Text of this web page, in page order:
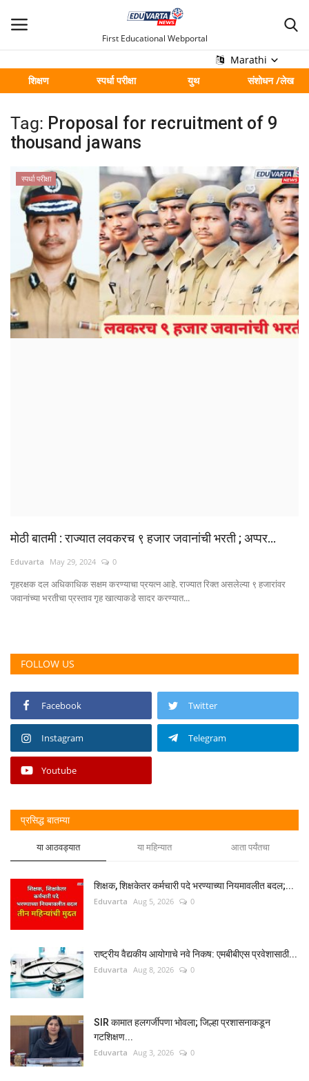
First Educational Webportal
Marathi
शिक्षण
स्पर्धा परीक्षा युथ संशोधन /लेख
मुख्य
Contact
स्पर्धा परीक्षा
युथ
संशोधन /लेख
शहर
क्रीडा
English Marathi
Tag: Proposal for recruitment of 9
thousand jawans
स्पर्धा परीक्षा
मोठी बातमी : राज्यात लवकरच ९ हजार जवानांची भरती ; अप्पर...
Eduvarta May 29, 2024 0
गृहरक्षक दल अधिकाधिक सक्षम करण्याचा प्रयत्न आहे. राज्यात रिक्त असलेल्या ९ हजारांवर
जवानांच्या भरतीचा प्रस्ताव गृह खात्याकडे सादर करण्यात...
FOLLOW US
Facebook Twitter
Instagram Telegram
Youtube
प्रसिद्ध बातम्या
या आठवड्यात या महिन्यात आता पर्यंतचा
शिक्षक, शिक्षकेतर कर्मचारी पदे भरण्याच्या नियमावलीत बदल;...
Eduvarta Aug 5, 2026 0
राष्ट्रीय वैद्यकीय आयोगाचे नवे निकष: एमबीबीएस प्रवेशासाठी...
Eduvarta Aug 8, 2026 0
SIR कामात हलगर्जीपणा भोवला; जिल्हा प्रशासनाकडून
गटशिक्षण...
Eduvarta Aug 3, 2026 0